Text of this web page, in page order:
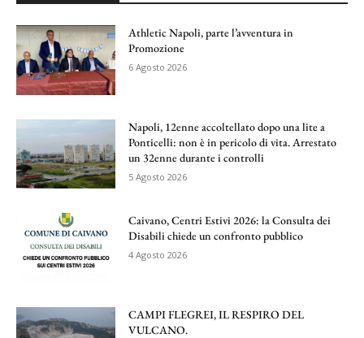
Athletic Napoli, parte l’avventura in
Promozione
6 Agosto 2026
Napoli, 12enne accoltellato dopo una lite a
Ponticelli: non è in pericolo di vita. Arrestato
un 32enne durante i controlli
5 Agosto 2026
Caivano, Centri Estivi 2026: la Consulta dei
Disabili chiede un confronto pubblico
4 Agosto 2026
CAMPI FLEGREI, IL RESPIRO DEL
VULCANO.